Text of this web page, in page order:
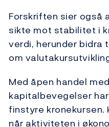
Forskriften sier også
sikte mot stabilitet i
verdi, herunder
om
Med åpen handel
kapitalbevegelser
finstyre kronekursen.
når aktiviteten i